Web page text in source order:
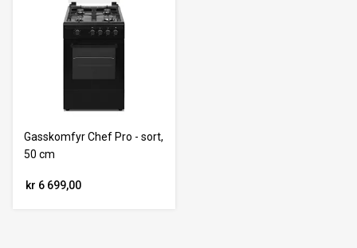
Gasskomfyr Chef Pro - sort,
50 cm
kr 6 699,00